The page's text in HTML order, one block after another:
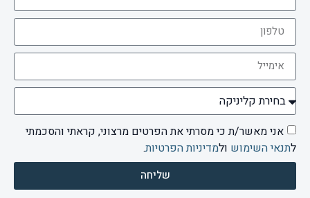
אני מאשר/ת כי מסרתי את הפרטים מרצוני, קראתי והסכמתי
לתנאי השימוש ולמדיניות הפרטיות.
שליחה